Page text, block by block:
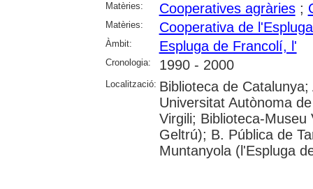
Matèries: Cooperatives agràries;
Matèries: Cooperativa de
Àmbit: Espluga de Francolí, l'
Cronologia: 1990 - 2000
Localització: Biblioteca de
Universitat Autònoma
Virgili; Biblioteca-
Geltrú); B. Pública de
Muntanyola (l'Espluga